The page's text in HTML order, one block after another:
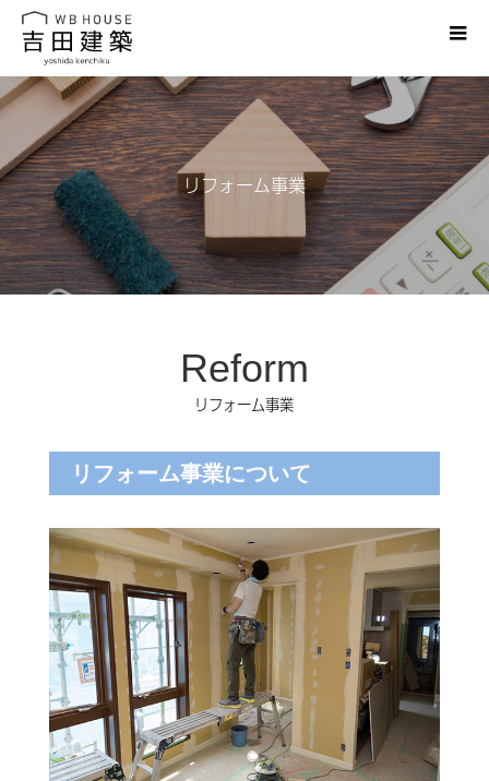
リフォーム事業
Reform
リフォーム事業
リフォーム事業について